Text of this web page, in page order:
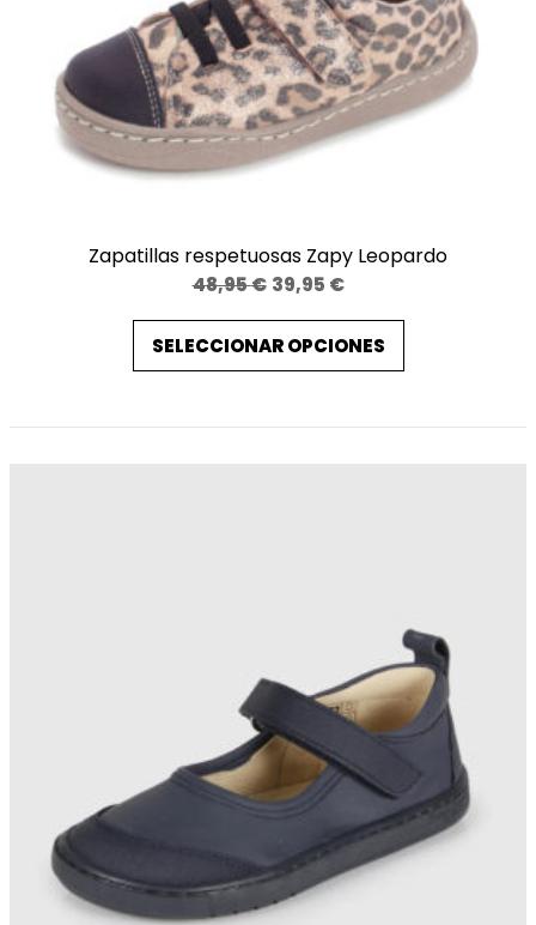
Zapatillas respetuosas Zapy Leopardo
48,95€ El
precio
original
era:
39,95 €El
precio
actual
es:
SELECCIONAR OPCIONES